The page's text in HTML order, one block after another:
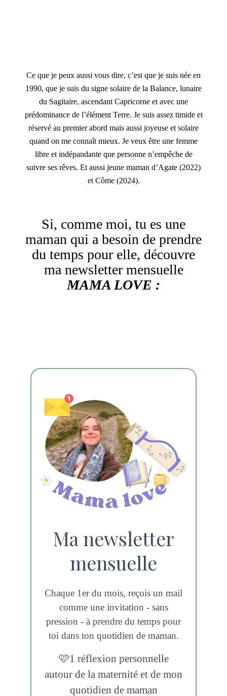
Ce que je peux aussi vous dire, c’est que je suis née en
1990, que je suis du signe solaire de la Balance, lunaire
du Sagitaire, ascendant Capricorne et avec une
prédominance de l’élément Terre. Je suis assez timide et
réservé au premier abord mais aussi joyeuse et solaire
quand on me connaît mieux. Je veux être une femme
libre et indépandante que personne n’empêche de
suivre ses rêves. Et aussi jeune maman d’Agate (2022)
et Côme (2024).
Si, comme moi, tu es une
maman qui a besoin de prendre
du temps pour elle, découvre
ma newsletter mensuelle
MAMA LOVE :
Ma newsletter
mensuelle
Chaque 1er du mois, reçois un mail
comme une invitation - sans
pression - à prendre du temps pour
toi dans ton quotidien de maman.
​🩷1 réflexion personnelle
autour de la maternité et de mon
quotidien de maman